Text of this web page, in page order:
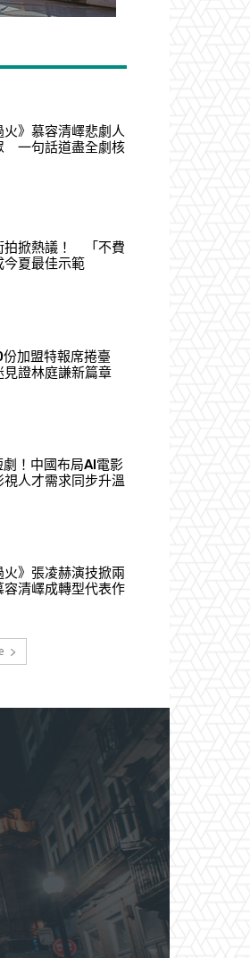
火》慕容清嶧悲劇人
一句話道盡全劇核
拍掀熱議！ 「不費
今夏最佳示範
加盟特報席捲臺
證林庭謙新篇章
！中國布局AI電影
人才需求同步升溫
火》張凌赫演技掀兩
清嶧成轉型代表作